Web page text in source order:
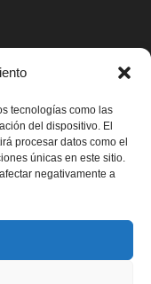
tecnologías como las
del dispositivo. El
procesar datos como el
únicas en este sitio.
negativamente a